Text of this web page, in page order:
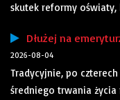
skutek reformy oświaty,
Dłużej na
2026-08-04
Tradycyjnie, po
średniego trwania